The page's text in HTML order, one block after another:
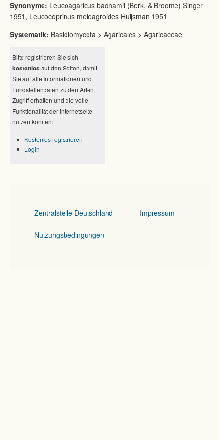
Synonyme: Leucoagaricus badhamii (Berk. & Broome) Singer
1951, Leucocoprinus meleagroides Huijsman 1951
Systematik: Basidiomycota > Agaricales > Agaricaceae
Bitte registrieren Sie sich
kostenlos auf den Seiten, damit
Sie auf alle Informationen und
Fundstellendaten zu den Arten
Zugriff erhalten und die volle
Funktionalität der internetseite
nutzen können:
Kostenlos registrieren
Login
Zentralstelle Deutschland Impressum
Nutzungsbedingungen